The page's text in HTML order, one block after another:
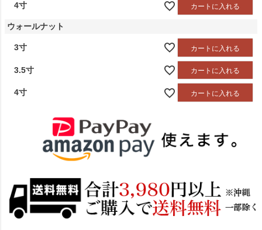
4寸 カートに入れる
ウォールナット
3寸 カートに入れる
3.5寸 カートに入れる
4寸 カートに入れる